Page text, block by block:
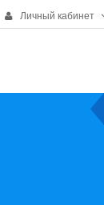
Личный кабинет